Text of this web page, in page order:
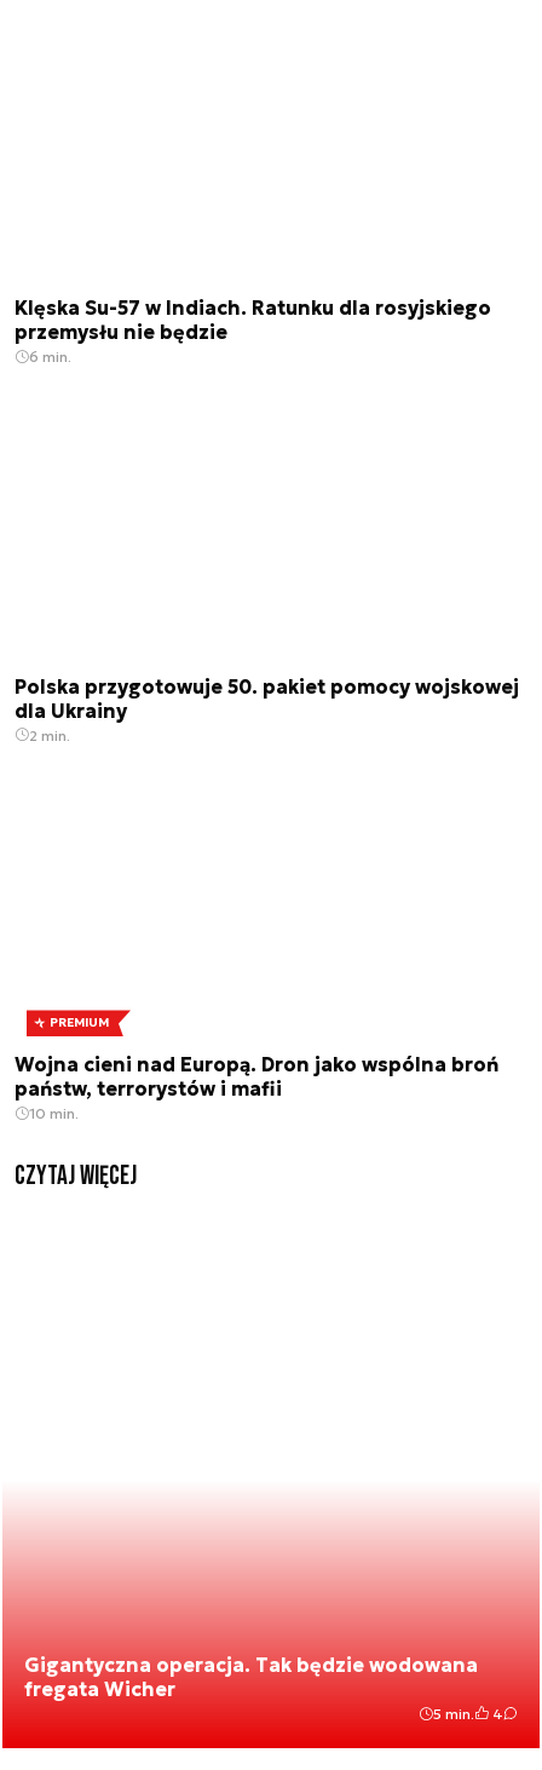
Klęska Su-57 w Indiach. Ratunku dla rosyjskiego
przemysłu nie będzie
6 min.
Polska przygotowuje 50. pakiet pomocy wojskowej
dla Ukrainy
2 min.
PREMIUM
Wojna cieni nad Europą. Dron jako wspólna broń
państw, terrorystów i mafii
10 min.
czytaj więcej
Gigantyczna operacja. Tak będzie wodowana
fregata Wicher
5 min. 4